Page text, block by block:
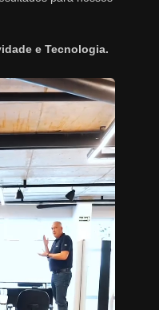
e Tecnologia.